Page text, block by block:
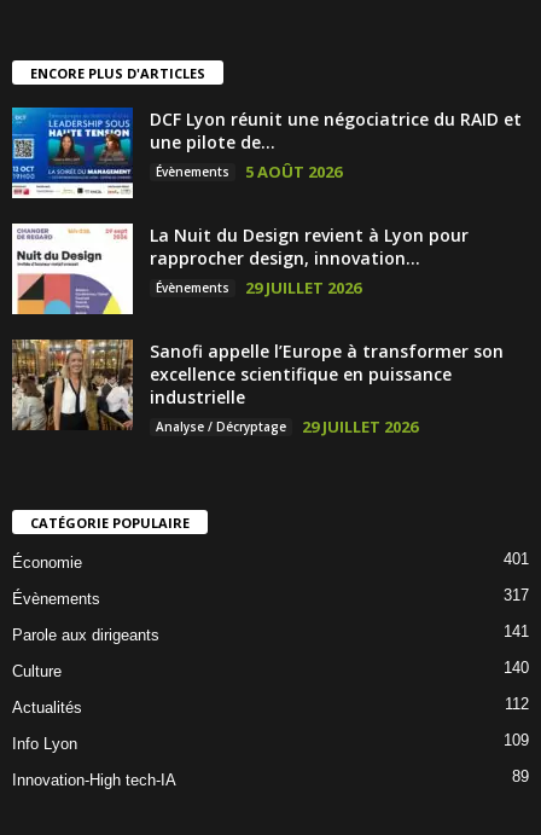
ENCORE PLUS D'ARTICLES
DCF Lyon réunit une négociatrice du RAID et
une pilote de...
Évènements 5 AOÛT 2026
La Nuit du Design revient à Lyon pour
rapprocher design, innovation...
Évènements 29 JUILLET 2026
Sanofi appelle l’Europe à transformer son
excellence scientifique en puissance
industrielle
Analyse / Décryptage 29 JUILLET 2026
CATÉGORIE POPULAIRE
Économie 401
Évènements 317
Parole aux dirigeants 141
Culture 140
Actualités 112
Info Lyon 109
Innovation-High tech-IA 89